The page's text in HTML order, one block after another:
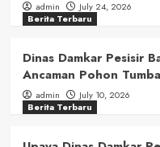
admin
July 24, 2026
Berita Terbaru
Dinas Damkar Pesisir
Ancaman Pohon
admin
July 10, 2026
Berita Terbaru